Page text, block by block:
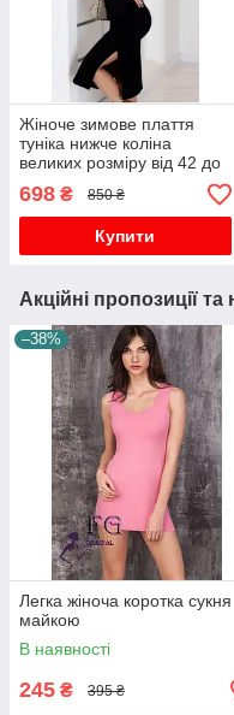
Жіноче зимове плаття
туніка нижче коліна
великих розміру від 42 до
698 ₴ 850 ₴
Купити
Акційні пропозиції
–38%
Легка жіноча коротка сукня
майкою
В наявності
245 ₴ 395 ₴